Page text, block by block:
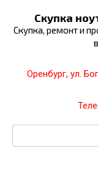
контенту
Скупка
Скупка, ремонт и
Оренбург, ул.
Поиск: